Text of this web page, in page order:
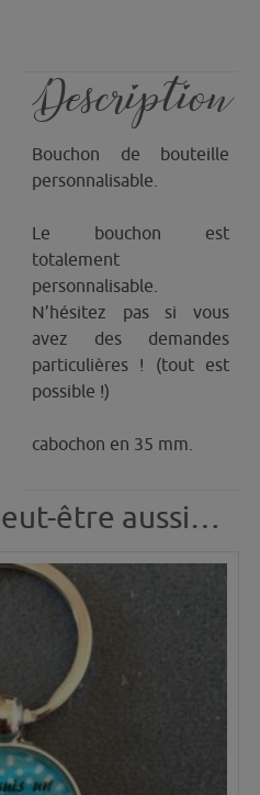
Description
Bouchon de bouteille
personnalisable.
Le bouchon est
totalement
personnalisable.
N’hésitez pas si vous
avez des demandes
particulières ! (tout est
possible !)
cabochon en 35 mm.
être aussi…